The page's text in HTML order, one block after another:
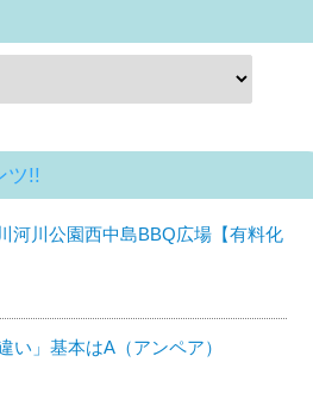
ツ!!
河川公園西中島BBQ広場【有料化
い」基本はA（アンペア）